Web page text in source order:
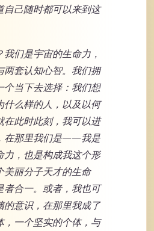
自己随时都可以来到这
们是宇宙的生命力，
两套认知心智。我们拥
个当下去选择：我们想
什么样的人，以及以何
在此时此刻，我可以进
在那里我们是——我是
，也是构成我这个形
美丽分子天才的生命
者合一。或者，我也可
的意识，在那里我成了
，一个坚实的个体，与